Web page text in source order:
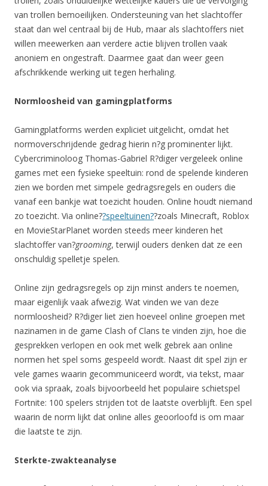
van trollen bemoeilijken. Ondersteuning van het slachtoffer
staat dan wel centraal bij de Hub, maar als slachtoffers niet
willen meewerken aan verdere actie blijven trollen vaak
anoniem en ongestraft. Daarmee gaat dan weer geen
afschrikkende werking uit tegen herhaling.
Normloosheid van gamingplatforms
Gamingplatforms werden expliciet uitgelicht, omdat het
normoverschrijdende gedrag hierin n?g prominenter lijkt.
Cybercriminoloog Thomas-Gabriel R?diger vergeleek online
games met een fysieke speeltuin: rond de spelende kinderen
zien we borden met simpele gedragsregels en ouders die
vanaf een bankje wat toezicht houden. Online houdt niemand
zo toezicht. Via online??speeltuinen??zoals Minecraft, Roblox
en MovieStarPlanet worden steeds meer kinderen het
slachtoffer van?grooming, terwijl ouders denken dat ze een
onschuldig spelletje spelen.
Online zijn gedragsregels op zijn minst anders te noemen,
maar eigenlijk vaak afwezig. Wat vinden we van deze
normloosheid? R?diger liet zien hoeveel online groepen met
nazinamen in de game Clash of Clans te vinden zijn, hoe die
gesprekken verlopen en ook met welk gebrek aan online
normen het spel soms gespeeld wordt. Naast dit spel zijn er
vele games waarin gecommuniceerd wordt, via tekst, maar
ook via spraak, zoals bijvoorbeeld het populaire schietspel
Fortnite: 100 spelers strijden tot de laatste overblijft. Een spel
waarin de norm lijkt dat online alles geoorloofd is om maar
die laatste te zijn.
Sterkte-zwakteanalyse